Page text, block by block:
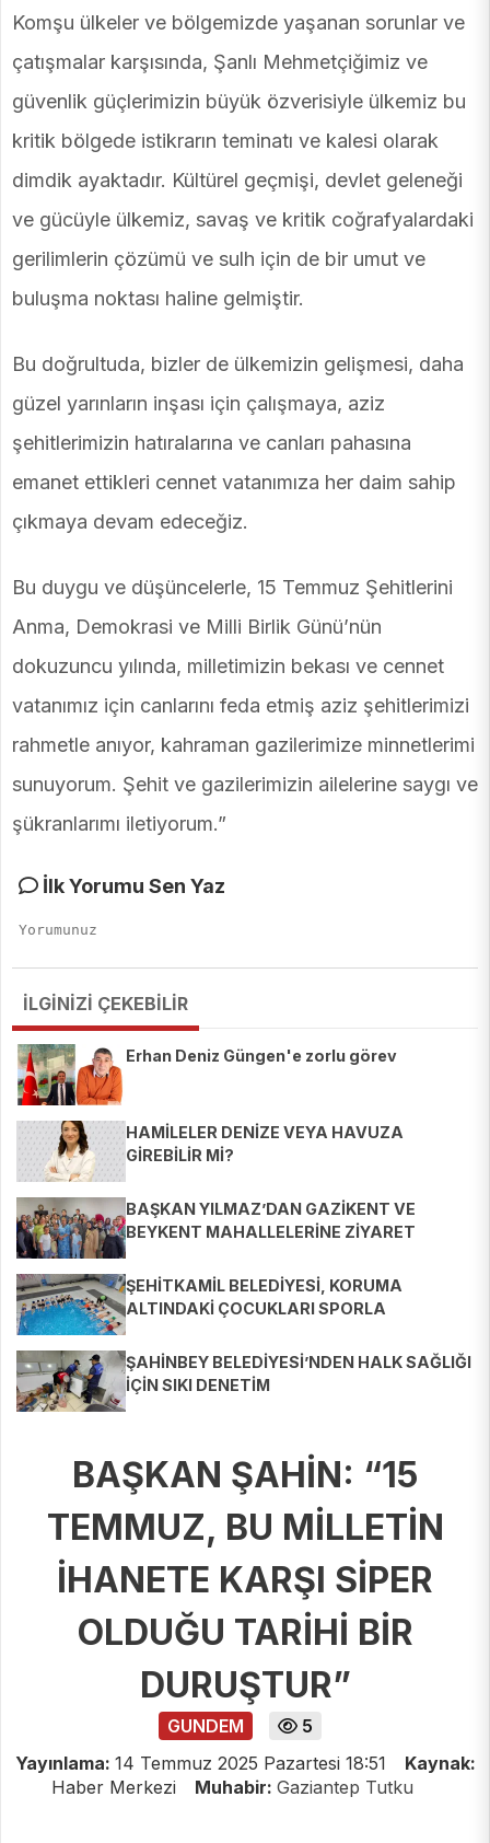
Komşu ülkeler ve bölgemizde yaşanan sorunlar ve
çatışmalar karşısında, Şanlı Mehmetçiğimiz ve
güvenlik güçlerimizin büyük özverisiyle ülkemiz bu
kritik bölgede istikrarın teminatı ve kalesi olarak
dimdik ayaktadır. Kültürel geçmişi, devlet geleneği
ve gücüyle ülkemiz, savaş ve kritik coğrafyalardaki
gerilimlerin çözümü ve sulh için de bir umut ve
buluşma noktası haline gelmiştir.
Bu doğrultuda, bizler de ülkemizin gelişmesi, daha
güzel yarınların inşası için çalışmaya, aziz
şehitlerimizin hatıralarına ve canları pahasına
emanet ettikleri cennet vatanımıza her daim sahip
çıkmaya devam edeceğiz.
Bu duygu ve düşüncelerle, 15 Temmuz Şehitlerini
Anma, Demokrasi ve Milli Birlik Günü’nün
dokuzuncu yılında, milletimizin bekası ve cennet
vatanımız için canlarını feda etmiş aziz şehitlerimizi
rahmetle anıyor, kahraman gazilerimize minnetlerimi
sunuyorum. Şehit ve gazilerimizin ailelerine saygı ve
şükranlarımı iletiyorum.”
İlk Yorumu Sen Yaz
İLGİNİZİ ÇEKEBİLİR
Erhan Deniz Güngen'e zorlu görev
HAMİLELER DENİZE VEYA HAVUZA
GİREBİLİR Mİ?
BAŞKAN YILMAZ’DAN GAZİKENT VE
BEYKENT MAHALLELERİNE ZİYARET
ŞEHİTKAMİL BELEDİYESİ, KORUMA
ALTINDAKİ ÇOCUKLARI SPORLA
ŞAHİNBEY BELEDİYESİ’NDEN HALK SAĞLIĞI
İÇİN SIKI DENETİM
BAŞKAN ŞAHİN: “15
TEMMUZ, BU MİLLETİN
İHANETE KARŞI SİPER
OLDUĞU TARİHİ BİR
DURUŞTUR”
GUNDEM
5
Yayınlama: 14 Temmuz 2025 Pazartesi 18:51
Kaynak:
Haber Merkezi
Muhabir: Gaziantep Tutku